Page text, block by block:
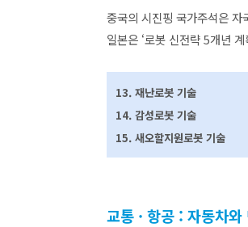
중국의 시진핑 국가주석은 자
일본은 ‘로봇 신전략 5개년
13. 재난로봇 기술
14. 감성로봇 기술
15. 새오할지원로봇 기술
교통 · 항공 : 자동차